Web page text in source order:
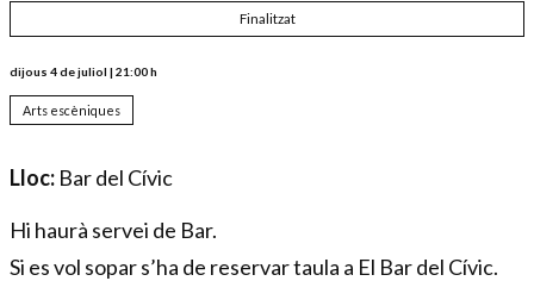
Finalitzat
dijous 4 de juliol | 21:00 h
Arts escèniques
Lloc: Bar del Cívic
Hi haurà servei de Bar.
Si es vol sopar s’ha de reservar taula a El Bar del Cívic.